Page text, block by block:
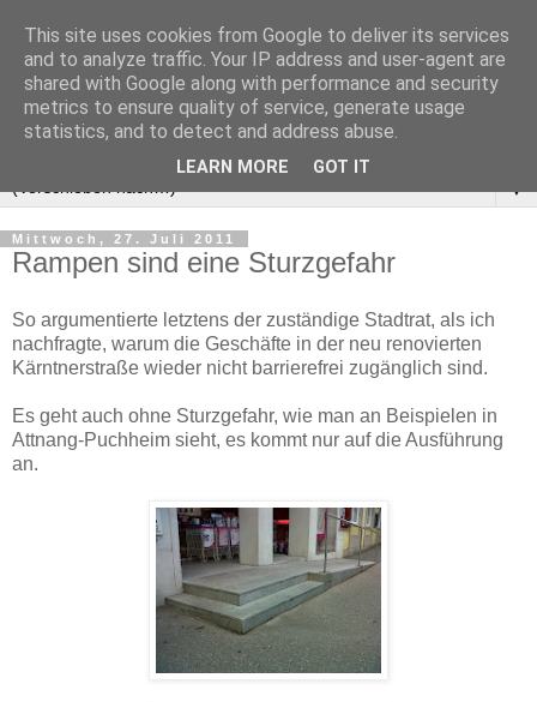
▼
Mittwoch, 27. Juli 2011
Rampen sind eine Sturzgefahr
So argumentierte letztens der zuständige Stadtrat, als ich
nachfragte, warum die Geschäfte in der neu renovierten
Kärntnerstraße wieder nicht barrierefrei zugänglich sind.
Es geht auch ohne Sturzgefahr, wie man an Beispielen in
Attnang-Puchheim sieht, es kommt nur auf die Ausführung
an.
This site uses cookies from Google to deliver its services
and to analyze traffic. Your IP address and user-agent are
shared with Google along with performance and security
metrics to ensure quality of service, generate usage
statistics, and to detect and address abuse.
LEARN MORE GOT IT